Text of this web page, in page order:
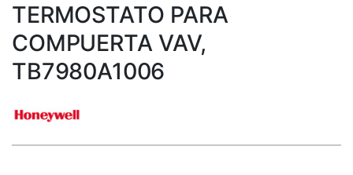
TERMOSTATO PARA
COMPUERTA VAV,
TB7980A1006